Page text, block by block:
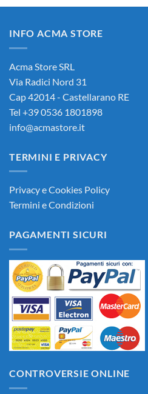
originale
90,00€.
attuale
INFO ACMA STORE
Acma Store SRL
Via Radici Nord 31
Cap 42014 - Castellarano RE
Tel +39 0536 1801898
info@acmastore.it
TERMINI E PRIVACY
Privacy e Cookies Policy
Termini e Condizioni
PAGAMENTI SICURI
CONTROVERSIE ONLINE